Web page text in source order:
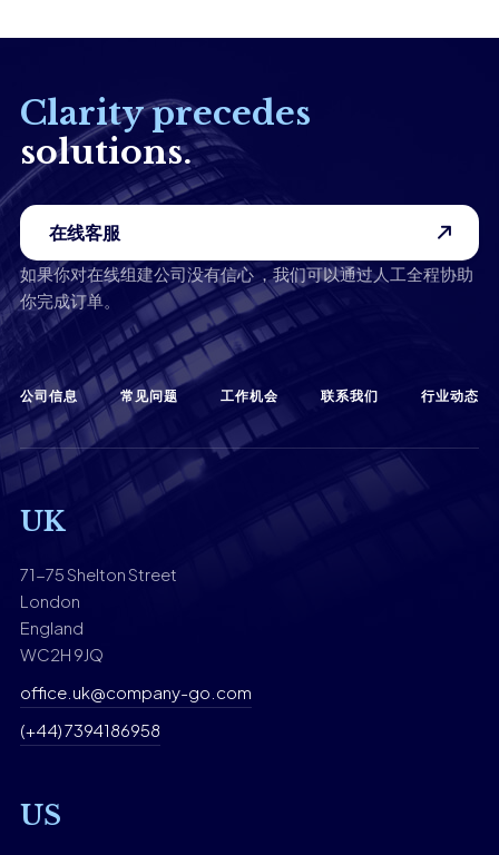
Clarity precedes
solutions.
在线客服
如果你对在线组建公司没有信心 ，我们可以通过人工全程协助
你完成订单。
公司信息 常见问题 工作机会 联系我们 行业动态
UK
71-75 Shelton Street
London
England
WC2H 9JQ
office.uk@company-go.com
(+44) 7394186958
US